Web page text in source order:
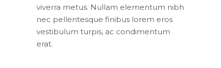
viverra metus. Nullam elementum nibh
nec pellentesque finibus lorem eros
vestibulum turpis, ac condimentum
erat.